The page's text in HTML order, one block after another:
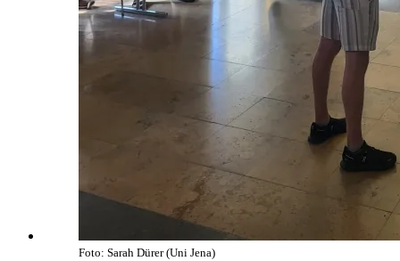
Foto: Sarah Dürer (Uni Jena)